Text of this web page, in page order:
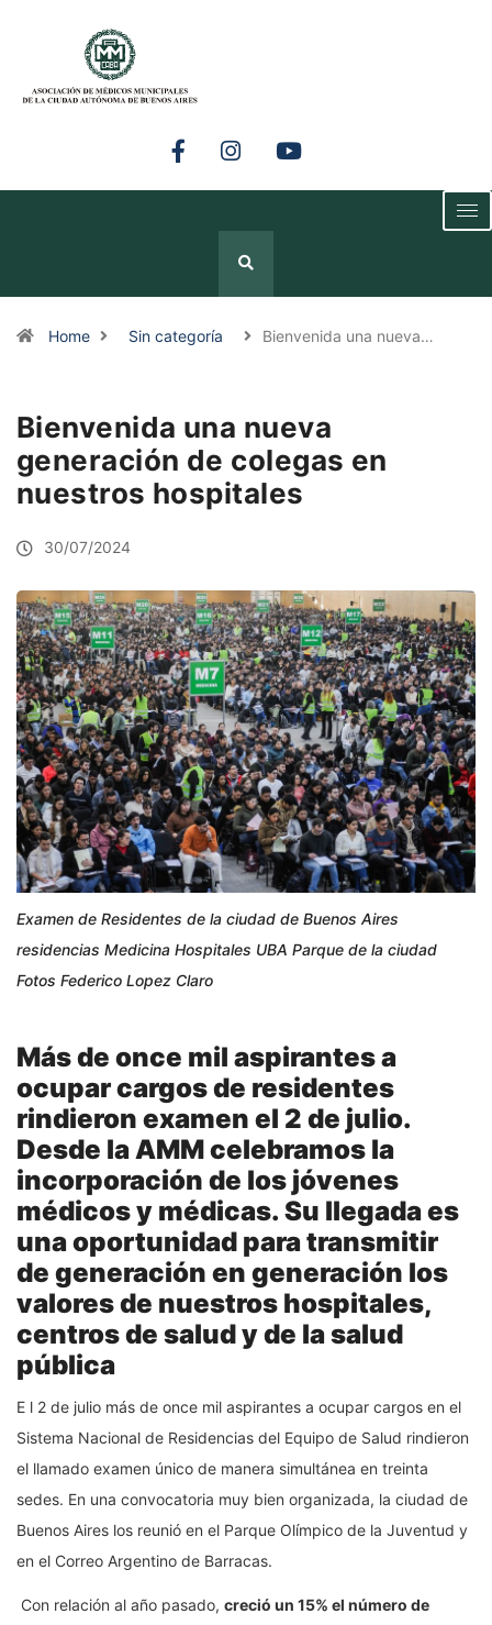
Home Sin categoría Bienvenida una nueva…
Bienvenida una nueva
generación de colegas en
nuestros hospitales
30/07/2024
Examen de Residentes de la ciudad de Buenos Aires
residencias Medicina Hospitales UBA Parque de la ciudad
Fotos Federico Lopez Claro
Más de once mil aspirantes a
ocupar cargos de residentes
rindieron examen el 2 de julio.
Desde la AMM celebramos la
incorporación de los jóvenes
médicos y médicas. Su llegada es
una oportunidad para transmitir
de generación en generación los
valores de nuestros hospitales,
centros de salud y de la salud
pública
E l 2 de julio más de once mil aspirantes a ocupar cargos en el
Sistema Nacional de Residencias del Equipo de Salud rindieron
el llamado examen único de manera simultánea en treinta
sedes. En una convocatoria muy bien organizada, la ciudad de
Buenos Aires los reunió en el Parque Olímpico de la Juventud y
en el Correo Argentino de Barracas.
Con relación al año pasado, creció un 15% el número de